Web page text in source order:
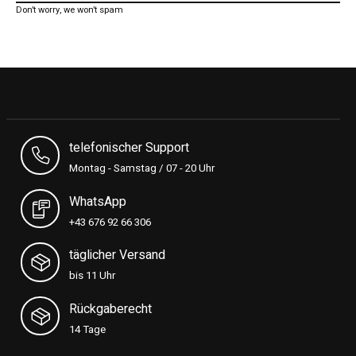
Don’t worry, we won’t spam
telefonischer Support
Montag - Samstag / 07 - 20 Uhr
WhatsApp
+43 676 92 66 306
täglicher Versand
bis 11 Uhr
Rückgaberecht
14 Tage